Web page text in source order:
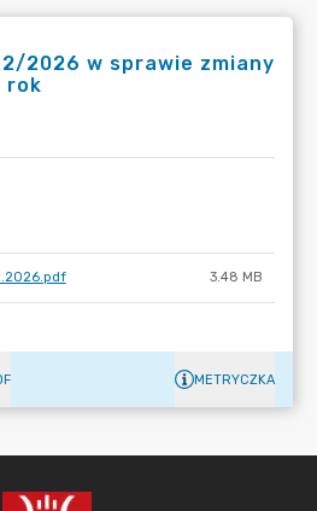
2026 w sprawie zmiany
rok
3.48 MB
METRYCZKA